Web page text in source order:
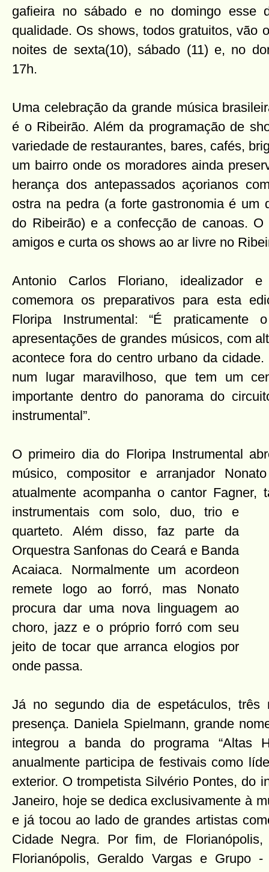
gafieira no sábado e no domingo esse
qualidade. Os shows, todos gratuitos, vão
noites de sexta(10), sábado (11) e, no
17h.
Uma celebração da grande música
é o Ribeirão. Além da programação de
variedade de restaurantes, bares, cafés,
um bairro onde os moradores ainda
herança dos antepassados açorianos
ostra na pedra (a forte gastronomia é um
do Ribeirão) e a confecção de canoas.
amigos e curta os shows ao ar livre no
Antonio Carlos Floriano, idealizador
comemora os preparativos para esta
Floripa Instrumental: “É
apresentações de grandes músicos, com
acontece fora do centro urbano da
num lugar maravilhoso, que tem um
importante dentro do panorama do
instrumental”.
O primeiro dia do Floripa Instrumental
músico, compositor e arranjador
atualmente acompanha o cantor Fagner,
instrumentais com solo, duo, trio e
quarteto. Além disso, faz parte da
Orquestra Sanfonas do Ceará e Banda
Acaiaca. Normalmente um acordeon
remete logo ao forró, mas Nonato
procura dar uma nova linguagem ao
choro, jazz e o próprio forró com seu
jeito de tocar que arranca elogios por
onde passa.
Já no segundo dia de espetáculos, três
presença. Daniela Spielmann, grande
integrou a banda do programa “Altas
anualmente participa de festivais como
exterior. O trompetista Silvério Pontes, do
Janeiro, hoje se dedica exclusivamente à
e já tocou ao lado de grandes artistas
Cidade Negra. Por fim, de
Florianópolis, Geraldo Vargas e Grupo